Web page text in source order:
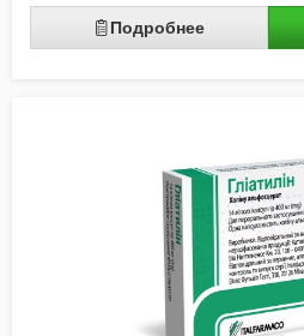
Подробнее